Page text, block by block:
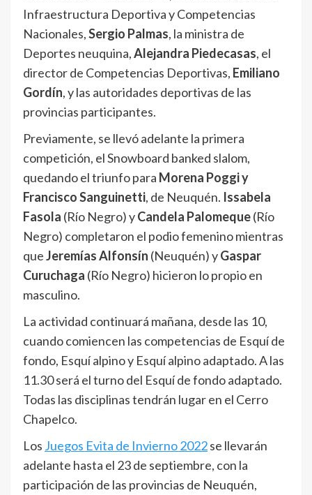
Infraestructura Deportiva y Competencias
Nacionales,Sergio Palmas, la ministra de
Deportes neuquina,Alejandra Piedecasas, el
director de Competencias Deportivas, Emiliano
Gordín, y las autoridades deportivas de las
provincias participantes.
Previamente, se llevó adelante la primera
competición, el Snowboard banked slalom,
quedando el triunfo para Morena Poggi y
Francisco Sanguinetti, de Neuquén. Issabela
Fasola (Río Negro) yCandela Palomeque(Río
Negro) completaron el podio femenino mientras
queJeremías Alfonsín (Neuquén) yGaspar
Curuchaga (Río Negro) hicieron lo propio en
masculino.
La actividad continuará mañana, desde las 10,
cuando comiencen las competencias de Esquí de
fondo, Esquí alpino y Esquí alpino adaptado. A las
11.30 será el turno del Esquí de fondo adaptado.
Todas las disciplinas tendrán lugar en el Cerro
Chapelco.
Los Juegos Evita de Invierno 2022se llevarán
adelante hasta el 23 de septiembre, con la
participación de las provincias de Neuquén,